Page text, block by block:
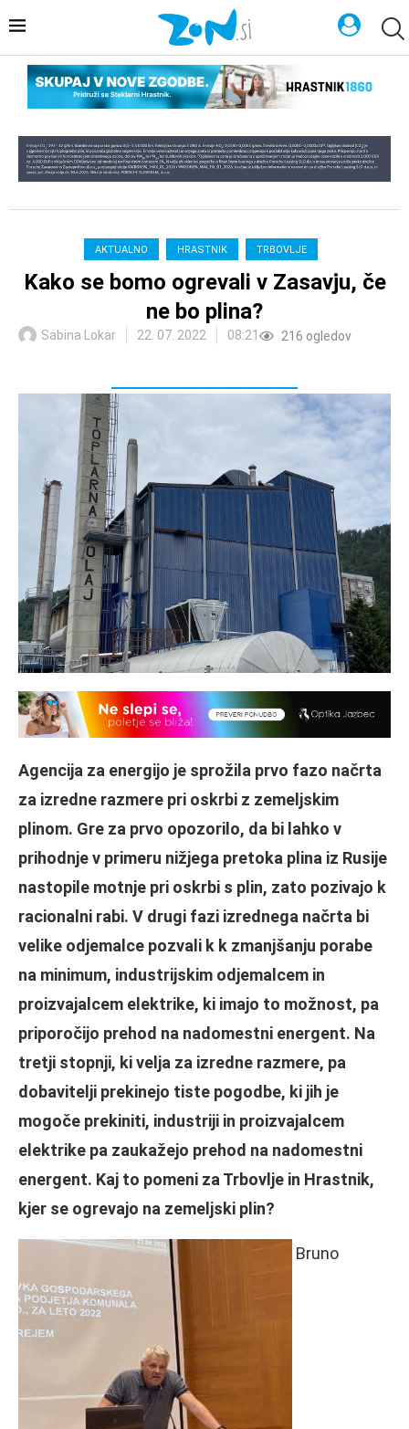
AKTUALNO HRASTNIK TRBOVLJE
Kako se bomo ogrevali v Zasavju, če
ne bo plina?
Sabina Lokar 22. 07. 2022 08:21 216 ogledov
Agencija za energijo je sprožila prvo fazo načrta
za izredne razmere pri oskrbi z zemeljskim
plinom. Gre za prvo opozorilo, da bi lahko v
prihodnje v primeru nižjega pretoka plina iz Rusije
nastopile motnje pri oskrbi s plin, zato pozivajo k
racionalni rabi. V drugi fazi izrednega načrta bi
velike odjemalce pozvali k k zmanjšanju porabe
na minimum, industrijskim odjemalcem in
proizvajalcem elektrike, ki imajo to možnost, pa
priporočijo prehod na nadomestni energent. Na
tretji stopnji, ki velja za izredne razmere, pa
dobavitelji prekinejo tiste pogodbe, ki jih je
mogoče prekiniti, industriji in proizvajalcem
elektrike pa zaukažejo prehod na nadomestni
energent. Kaj to pomeni za Trbovlje in Hrastnik,
kjer se ogrevajo na zemeljski plin?
Bruno